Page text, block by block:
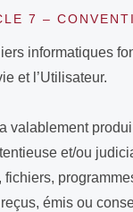
7 –
informatiques
et l’Utilisateur.
valablement
et/ou
émis ou